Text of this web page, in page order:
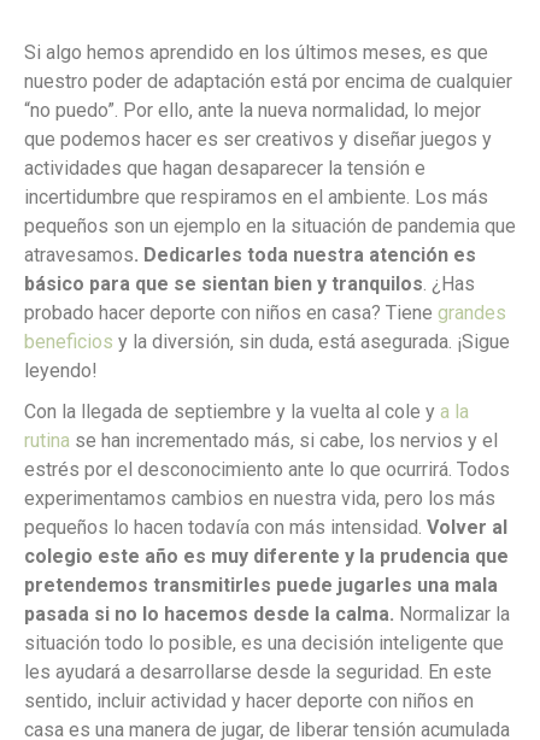
Si algo hemos aprendido en los últimos meses, es que
nuestro poder de adaptación está por encima de cualquier
“no puedo”. Por ello, ante la nueva normalidad, lo mejor
que podemos hacer es ser creativos y diseñar juegos y
actividades que hagan desaparecer la tensión e
incertidumbre que respiramos en el ambiente. Los más
pequeños son un ejemplo en la situación de pandemia que
atravesamos. Dedicarles toda nuestra atención es
básico para que se sientan bien y tranquilos. ¿Has
probado hacer deporte con niños en casa? Tiene grandes
beneficios y la diversión, sin duda, está asegurada. ¡Sigue
leyendo!
Con la llegada de septiembre y la vuelta al cole y a la
rutina se han incrementado más, si cabe, los nervios y el
estrés por el desconocimiento ante lo que ocurrirá. Todos
experimentamos cambios en nuestra vida, pero los más
pequeños lo hacen todavía con más intensidad. Volver al
colegio este año es muy diferente y la prudencia que
pretendemos transmitirles puede jugarles una mala
pasada si no lo hacemos desde la calma. Normalizar la
situación todo lo posible, es una decisión inteligente que
les ayudará a desarrollarse desde la seguridad. En este
sentido, incluir actividad y hacer deporte con niños en
casa es una manera de jugar, de liberar tensión acumulada